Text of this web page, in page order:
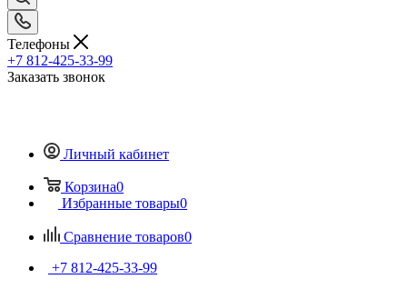
Телефоны
+7 812-425-33-99
Заказать звонок
Личный кабинет
Корзина0
Избранные товары0
Сравнение товаров0
+7 812-425-33-99